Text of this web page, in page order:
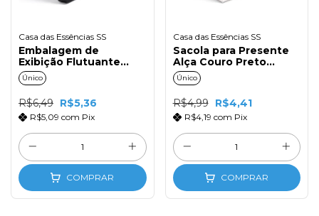
Casa das Essências SS
Embalagem de
Exibição Flutuante
11x11cm Preto
Único
R$6,49 R$5,36
R$5,09 com Pix
COMPRAR
Casa das Essências SS
Sacola para Presente
Alça Couro Preto
14X16X7
Único
R$4,99 R$4,41
R$4,19 com Pix
COMPRAR